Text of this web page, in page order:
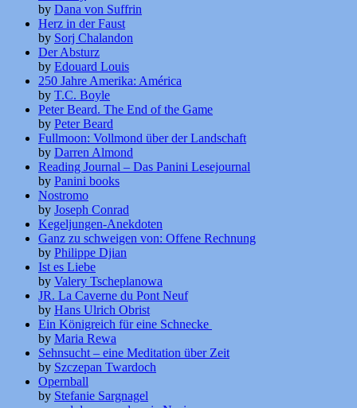
by Dana von Suffrin
Herz in der Faust
by Sorj Chalandon
Der Absturz
by Edouard Louis
250 Jahre Amerika: América
by T.C. Boyle
Peter Beard. The End of the Game
by Peter Beard
Fullmoon: Vollmond über der Landschaft
by Darren Almond
Reading Journal – Das Panini Lesejournal
by Panini books
Nostromo
by Joseph Conrad
Kegeljungen-Anekdoten
Ganz zu schweigen von: Offene Rechnung
by Philippe Djian
Ist es Liebe
by Valery Tscheplanowa
JR. La Caverne du Pont Neuf
by Hans Ulrich Obrist
Ein Königreich für eine Schnecke
by Maria Rewa
Sehnsucht – eine Meditation über Zeit
by Szczepan Twardoch
Opernball
by Stefanie Sargnagel